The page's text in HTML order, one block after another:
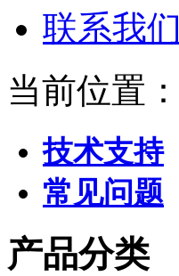
联系我们
当前位置：
技术支持
常见问题
产品分类